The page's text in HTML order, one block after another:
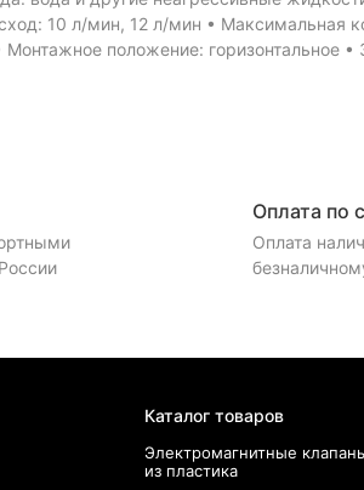
10 л/мин, 12 л/мин • Максимальная
положение: горизонтальное
Оплата по
Оплата
Каталог товаров
Электромагнитные
из пластика